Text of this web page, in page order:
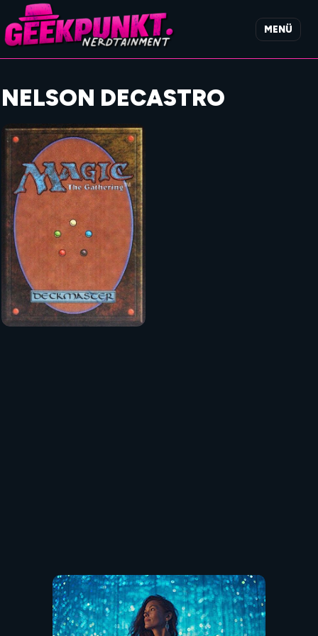
MENÜ
NELSON DECASTRO